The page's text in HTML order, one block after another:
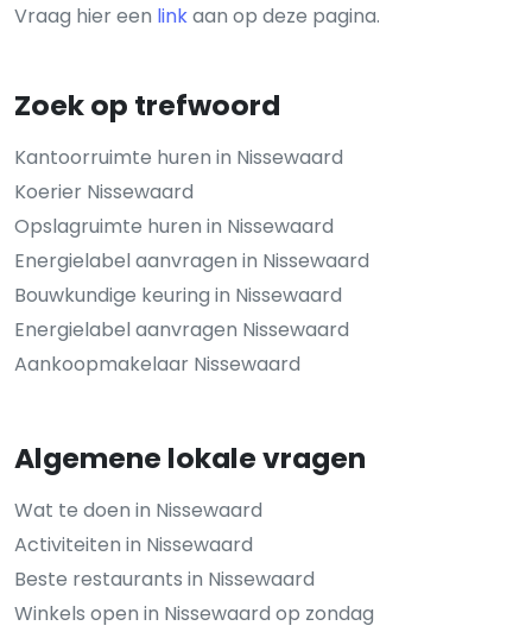
Vraag hier een linkaan op deze pagina.
Zoek op trefwoord
Kantoorruimte huren in Nissewaard
Koerier Nissewaard
Opslagruimte huren in Nissewaard
Energielabel aanvragen in Nissewaard
Bouwkundige keuring in Nissewaard
Energielabel aanvragen Nissewaard
Aankoopmakelaar Nissewaard
Algemene lokale vragen
Wat te doen in Nissewaard
Activiteiten in Nissewaard
Beste restaurants in Nissewaard
Winkels open in Nissewaard op zondag